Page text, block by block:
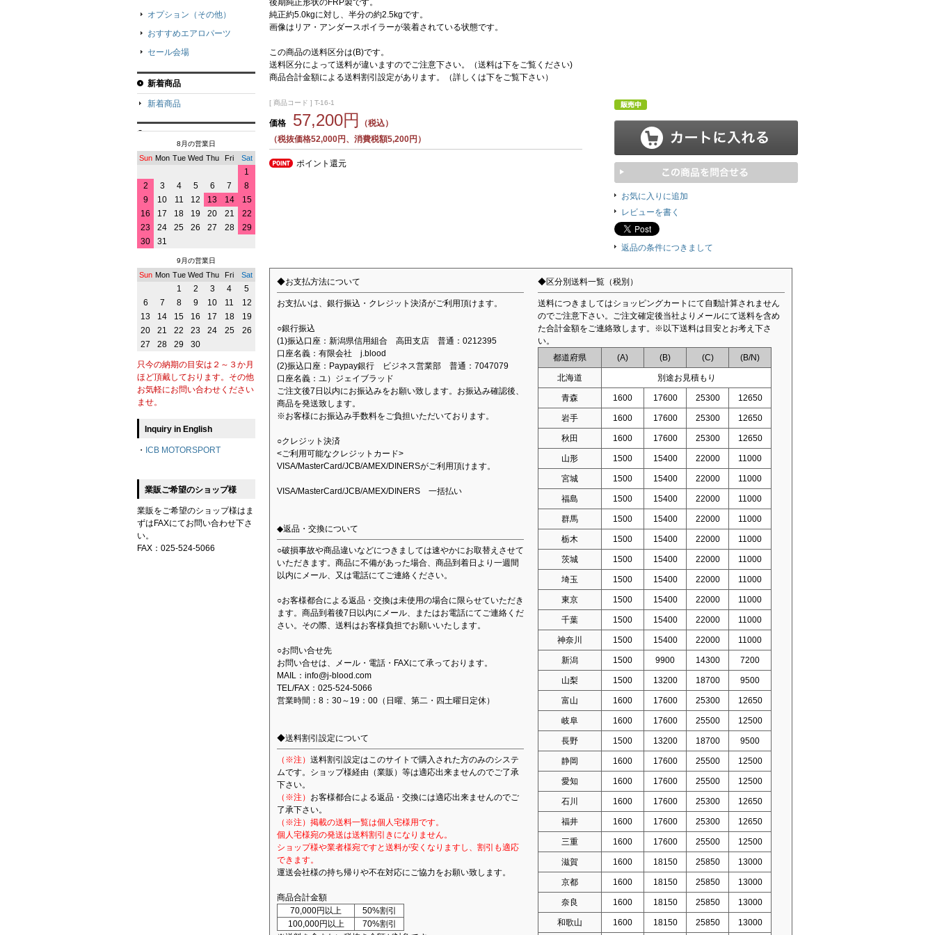
純正約5.0kgに対し、半分の約2.5kgです。
画像はリア・アンダースポイラーが装着されている状態です。
この商品の送料区分は(B)です。
送料区分によって送料が違いますのでご注意下さい。（送料は下をご覧ください)
商品合計金額による送料割引設定があります。（詳しくは下をご覧下さい）
[ 商品コード ] T-16-1
価格 57,200円
（税込）
（税抜価格52,000円、消費税額5,200円）
ポイント還元
お気に入りに追加
レビューを書く
返品の条件につきまして
◆お支払方法について
お支払いは、銀行振込・クレジット決済がご利用頂けます。
○銀行振込
(1)振込口座：新潟県信用組合 高田支店 普通：0212395
口座名義：有限会社 j.blood
(2)振込口座：Paypay銀行 ビジネス営業部 普通：7047079
口座名義：ユ）ジェイブラッド
ご注文後7日以内にお振込みをお願い致します。お振込み確認後、
商品を発送致します。
※お客様にお振込み手数料をご負担いただいております。
○クレジット決済
<ご利用可能なクレジットカード>
VISA/MasterCard/JCB/AMEX/DINERSがご利用頂けます。
VISA/MasterCard/JCB/AMEX/DINERS 一括払い
◆返品・交換について
○破損事故や商品違いなどにつきましては速やかにお取替えさせて
いただきます。商品に不備があった場合、商品到着日より一週間
以内にメール、又は電話にてご連絡ください。
○お客様都合による返品・交換は未使用の場合に限らせていただき
ます。商品到着後7日以内にメール、またはお電話にてご連絡くだ
さい。その際、送料はお客様負担でお願いいたします。
○お問い合せ先
お問い合せは、メール・電話・FAXにて承っております。
MAIL：info@j-blood.com
TEL/FAX：025-524-5066
営業時間：8：30～19：00（日曜、第二・四土曜日定休）
◆送料割引設定について
（※注） 送料割引設定はこのサイトで購入された方のみのシステ
ムです。ショップ様経由（業販）等は適応出来ませんのでご了承
下さい。
（※注） お客様都合による返品・交換には適応出来ませんのでご
了承下さい。
（※注）掲載の送料一覧は個人宅様用です。
個人宅様宛の発送は送料割引きになりません。
ショップ様や業者様宛ですと送料が安くなりますし、割引も適応
できます。
運送会社様の持ち帰りや不在対応にご協力をお願い致します。
商品合計金額
70,000円以上
50%割引
100,000円以上
70%割引
◆区分別送料一覧（税別）
送料につきましてはショッピングカートにて自動計算されません
のでご注意下さい。ご注文確定後当社よりメールにて送料を含め
た合計金額をご連絡致します。※以下送料は目安とお考え下さ
い。
都道府県
(A) (B) (C) (B/N)
北海道 別途お見積もり
青森 1600 17600 25300 12650
岩手 1600 17600 25300 12650
秋田 1600 17600 25300 12650
山形 1500 15400 22000 11000
宮城 1500 15400 22000 11000
福島 1500 15400 22000 11000
群馬 1500 15400 22000 11000
栃木 1500 15400 22000 11000
茨城 1500 15400 22000 11000
埼玉 1500 15400 22000 11000
東京 1500 15400 22000 11000
千葉 1500 15400 22000 11000
神奈川 1500 15400 22000 11000
新潟 1500 9900 14300 7200
山梨 1500 13200 18700 9500
富山 1600 17600 25300 12650
岐阜 1600 17600 25500 12500
長野 1500 13200 18700 9500
静岡 1600 17600 25500 12500
愛知 1600 17600 25500 12500
石川 1600 17600 25300 12650
福井 1600 17600 25300 12650
三重 1600 17600 25500 12500
滋賀 1600 18150 25850 13000
京都 1600 18150 25850 13000
奈良 1600 18150 25850 13000
和歌山 1600 18150 25850 13000
オプション（その他）
おすすめエアロパーツ
セール会場
新着商品
新着商品
8月の営業日
Sun Mon Tue Wed Thu Fri Sat
1
2
3 4 5 6 7
8
9
10 11 12 13 14
15
16
17 18 19 20 21
22
23
24 25 26 27 28
29
30
31
9月の営業日
Sun Mon Tue Wed Thu Fri Sat
1 2 3 4
5
6
7 8 9 10 11
12
13
14 15 16 17 18
19
20
21 22 23 24 25
26
27
28 29 30
只今の納期の目安は２～３か月
ほど頂戴しております。その他
お気軽にお問い合わせください
ませ。
Inquiry in English
・ ICB MOTORSPORT
業販ご希望のショップ様
業販をご希望のショップ様はま
ずはFAXにてお問い合わせ下さ
い。
FAX：025-524-5066